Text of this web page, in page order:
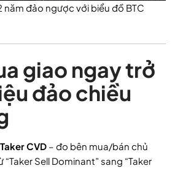
năm đảo ngược với biểu đồ BTC
giao ngay trở
đảo chiều
CVD – đo bên mua/bán chủ
Sell Dominant” sang “Taker